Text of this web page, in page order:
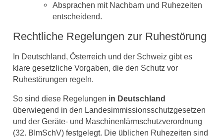
Absprachen mit Nachbarn und Ruhezeiten
entscheidend.
Rechtliche Regelungen zur Ruhestörung
In Deutschland, Österreich und der Schweiz gibt es
klare gesetzliche Vorgaben, die den Schutz vor
Ruhestörungen regeln.
So sind diese Regelungen in Deutschland
überwiegend in den Landesimmissionsschutzgesetzen
und der Geräte- und Maschinenlärmschutzverordnung
(32. BImSchV) festgelegt. Die üblichen Ruhezeiten sind